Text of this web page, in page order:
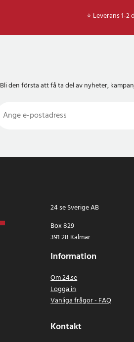
⭐ Leverans 1-2
Bli den första att få ta del av nyheter,
24 se Sverige AB
Box 829
391 28 Kalmar
Information
Om 24.se
Logga in
Vanliga frågor - FAQ
Kontakt